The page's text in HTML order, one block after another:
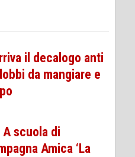
il decalogo anti
da mangiare e
scuola di
Amica ‘La